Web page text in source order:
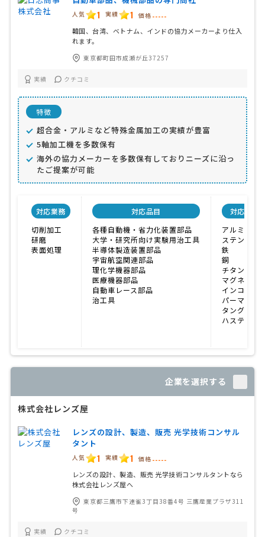
人気 1 実績 1 価格 -----
韓国、台湾、ベトナム、インドの協力メーカーより仕入
れます。
東京都町田市成瀬が丘37257
実績 クチコミ
特徴
超合金・アルミなど特殊金属加工の実績が豊富
5軸加工機を多数保有
海外の協力メーカーを多数保有しておりニーズに沿っ
たご提案が可能
対応業務
切削加工
研磨
表面処理
対応品目
各種自動機・省力化装置部品
大学・研究所向け実験用治工具
半導体製造装置部品
宇宙航空関連部品
理化学機器部品
医療機器部品
自動車レース部品
治工具
対応材料
アルミニウ
ステンレス
鉄
銅
チタン
マグネシウ
インコネル
パーマロイ
タングステ
ハステロイ
企業を選択する
株式会社レンズ屋
レンズの設計、製造、販売 光学技術コンサル
タント
人気 1 実績 1 価格 -----
レンズの設計、製造、販売 光学技術コンサルタントなら
株式会社レンズ屋へ
東京都三鷹市下連雀3丁目38番4号 三鷹産業プラザ311
号
実績 クチコミ